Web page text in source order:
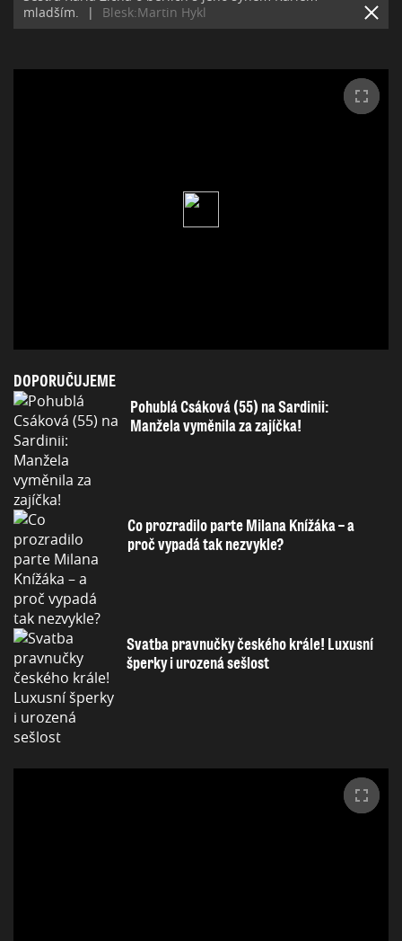
mladším.
| Blesk:Martin Hykl
DOPORUČUJEME
Pohublá Csáková (55) na Sardinii:
Manžela vyměnila za zajíčka!
Co prozradilo parte Milana Knížáka – a
proč vypadá tak nezvykle?
Svatba pravnučky českého krále! Luxusní
šperky i urozená sešlost